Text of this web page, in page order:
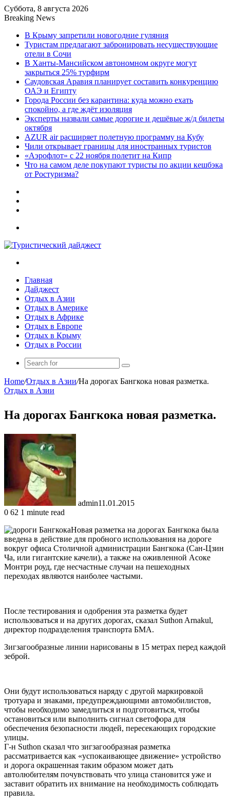
Суббота, 8 августа 2026
Breaking News
В Крыму запретили новогодние гуляния
Туристам предлагают забронировать несуществующие
отели в Сочи
В Ханты-Мансийском автономном округе могут
закрыться 25% турфирм
Саудовская Аравия планирует составить конкуренцию
ОАЭ и Египту
Города России без карантина: куда можно ехать
спокойно, а где ждёт изоляция
Эксперты назвали самые дорогие и дешёвые ж/д билеты
октября
AZUR air расширяет полетную программу на Кубу
Чили открывает границы для иностранных туристов
«Аэрофлот» с 22 ноября полетит на Кипр
Что на самом деле покупают туристы по акции кешбэка
от Ростуризма?
Главная
Дайджест
Отдых в Азии
Отдых в Америке
Отдых в Африке
Отдых в Европе
Отдых в Крыму
Отдых в России
Search
Home/Отдых в Азии/На дорогах Бангкока новая разметка.
Отдых в Азии
На дорогах Бангкока новая разметка.
admin11.01.2015
0 62 1 minute read
Новая разметка на дорогах Бангкока была
введена в действие для пробного использования на дороге
вокруг офиса Столичной администрации Бангкока (Сан-Цзин
Ча, или гигантские качели), а также на оживленной Асоке
Монтри роуд, где несчастные случаи на пешеходных
переходах являются наиболее частыми.
После тестирования и одобрения эта разметка будет
использоваться и на других дорогах, сказал Suthon Arnakul,
директор подразделения транспорта БМА.
Зигзагообразные линии нарисованы в 15 метрах перед каждой
зеброй.
Они будут использоваться наряду с другой маркировкой
тротуара и знаками, предупреждающими автомобилистов,
чтобы необходимо замедлиться и подготовиться, чтобы
остановиться или выполнить сигнал светофора для
обеспечения безопасности людей, пересекающих городские
улицы.
Г-н Suthon сказал что зигзагообразная разметка
рассматривается как «успокаивающее движение» устройство
и дорога окрашенная таким образом может дать
автолюбителям почувствовать что улица становится уже и
заставит обратить их внимание на необходимость соблюдать
правила.